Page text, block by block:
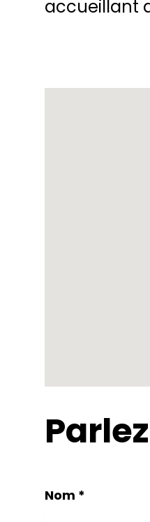
accueillant
Nom *